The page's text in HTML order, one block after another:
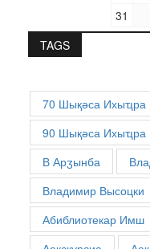
31
TAGS
70 Шықәса Ихыҵра
90 Шықәса Ихыҵра
В Арӡынба
Владимир Высоцки
Абиблиотекар Имш